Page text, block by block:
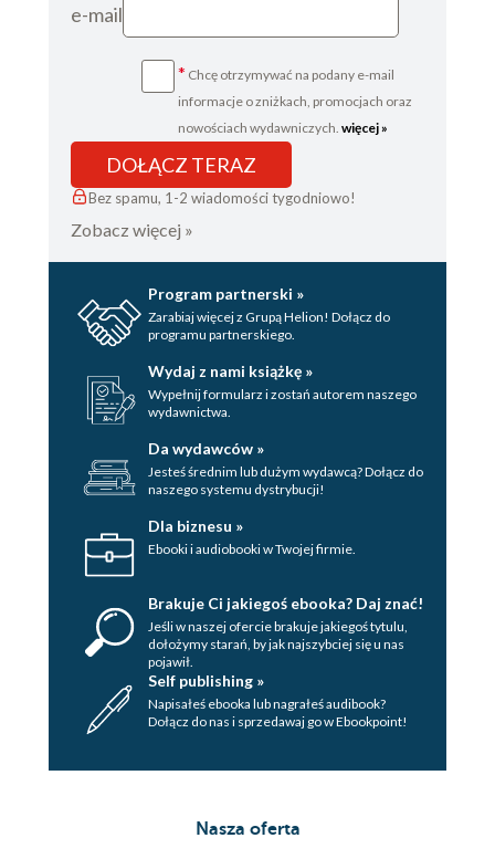
e-mail
* Chcę otrzymywać na podany e-mail
informacje o zniżkach, promocjach oraz
nowościach wydawniczych. więcej »
DOŁĄCZ TERAZ
Bez spamu, 1-2 wiadomości tygodniowo!
Zobacz więcej »
Program partnerski »
Zarabiaj więcej z Grupą Helion! Dołącz do
programu partnerskiego.
Wydaj z nami książkę »
Wypełnij formularz i zostań autorem naszego
wydawnictwa.
Da wydawców »
Jesteś średnim lub dużym wydawcą? Dołącz do
naszego systemu dystrybucji!
Dla biznesu »
Ebooki i audiobooki w Twojej firmie.
Brakuje Ci jakiegoś ebooka? Daj znać!
Jeśli w naszej ofercie brakuje jakiegoś tytulu,
dołożymy starań, by jak najszybciej się u nas
pojawił.
Self publishing »
Napisałeś ebooka lub nagrałeś audibook?
Dołącz do nas i sprzedawaj go w Ebookpoint!
Nasza oferta